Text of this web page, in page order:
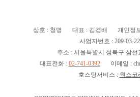
상호 : 청명 대표 : 김경배
개인정
사업자번호 : 209-03-
주소 : 서울특별시 성북구 삼선
대표전화 : 02-741-0392
이메일 :
호스팅서비스 : 웍스코